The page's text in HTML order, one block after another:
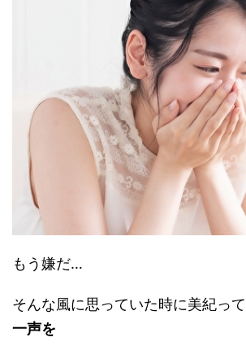
もう嫌だ…
そんな風に思っていた時に美紀っ
一声を